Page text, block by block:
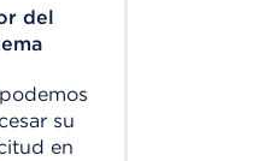
del
su
en